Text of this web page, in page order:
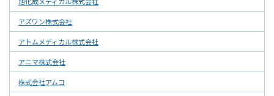
アズワン株式会社
アトムメディカル株式会社
アニマ株式会社
株式会社アムコ